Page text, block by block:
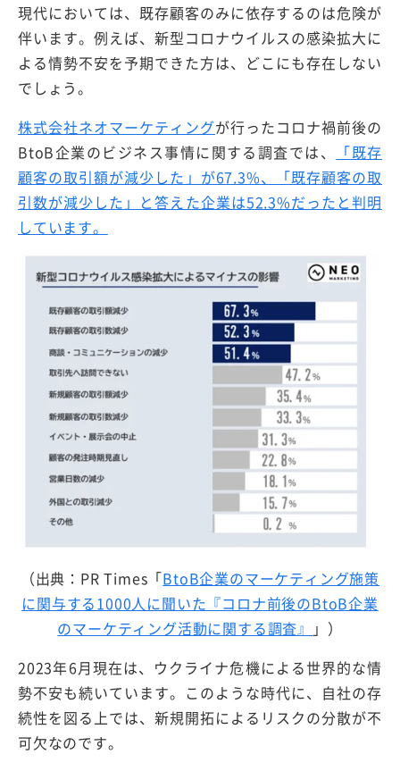
現代においては、既存顧客のみに依存するのは危険が
伴います。例えば、新型コロナウイルスの感染拡大に
よる情勢不安を予期できた方は、どこにも存在しない
でしょう。
株式会社ネオマーケティングが行ったコロナ禍前後の
BtoB企業のビジネス事情に関する調査では、
「既存
顧客の取引額が減少した」が67.3%、「既存顧客の取
引数が減少した」と答えた企業は52.3%だったと判明
しています。
（出典：PR Times「BtoB企業のマーケティング施策
に関与する1000人に聞いた『コロナ前後のBtoB企業
のマーケティング活動に関する調査』 」）
2023年6月現在は、ウクライナ危機による世界的な情
勢不安も続いています。このような時代に、自社の存
続性を図る上では、新規開拓によるリスクの分散が不
可欠なのです。